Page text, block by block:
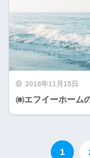
2018年11月15日
㈱エフイーホーム
1